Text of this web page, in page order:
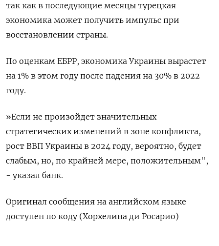
так как в последующие месяцы турецкая
экономика может получить импульс при
восстановлении страны.
По оценкам ЕБРР, экономика Украины вырастет
на 1% в этом году после падения на 30% в 2022
году.
»Если не произойдет значительных
стратегических изменений в зоне конфликта,
рост ВВП Украины в 2024 году, вероятно, будет
слабым, но, по крайней мере, положительным",
- указал банк.
Оригинал сообщения на английском языке
доступен по коду (Хорхелина ди Росарио)